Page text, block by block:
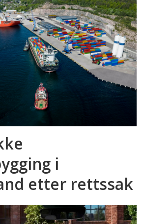
i
etter rettssak